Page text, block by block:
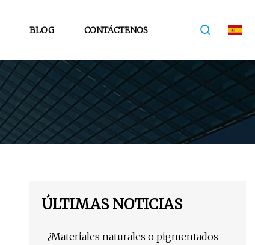
BLOG CONTÁCTENOS
ÚLTIMAS NOTICIAS
¿Materiales naturales o pigmentados